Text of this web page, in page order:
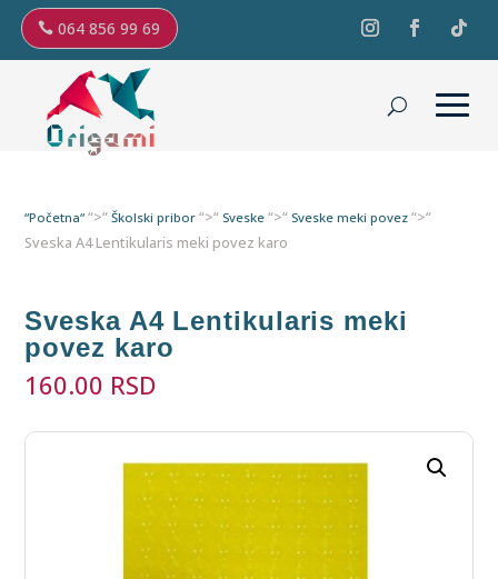
064 856 99 69
“Početna“ “>“Školski pribor “>“ Sveske “>“ Sveske meki povez “>“
Sveska A4 Lentikularis meki povez karo
Sveska A4 Lentikularis meki
povez karo
160.00 RSD